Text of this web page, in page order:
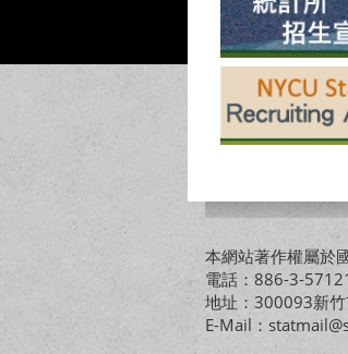
本網站著作權屬於
電話：886-3-
地址：300093新
E-Mail：